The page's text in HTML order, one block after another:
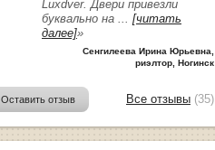
Luxdver. Двери привезли
буквально на ... [читать
далее]»
Сенгилеева Ирина Юрьевна,
риэлтор, Ногинск
Оставить отзыв Все отзывы (35)